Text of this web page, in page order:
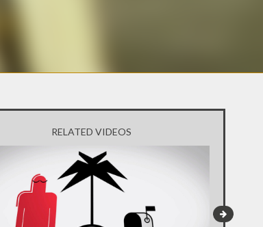
RELATED VIDEOS